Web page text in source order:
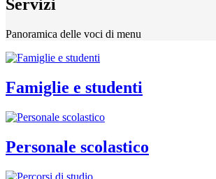
Servizi
Panoramica delle voci di menu
Famiglie e studenti
Personale scolastico